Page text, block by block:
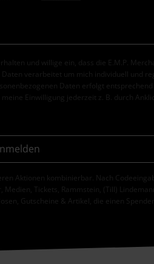
und willige ein, dass die E.M.P.
verarbeitet um mich individuell und
Daten erfolgt entsprechend
meine Einwilligung jederzeit z. B. durch
Aktionen kombinierbar. Nach
Tickets, Rammstein, (Till)
Gutscheine & Artikel, die einen